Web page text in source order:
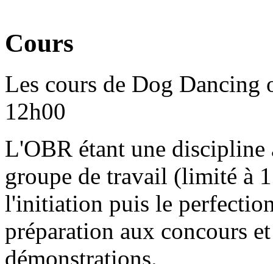
Cours
Les cours de Dog Dancing
12h00
L'OBR étant une
groupe de travail (limité à
l'initiation puis le
préparation aux concours
démonstrations.